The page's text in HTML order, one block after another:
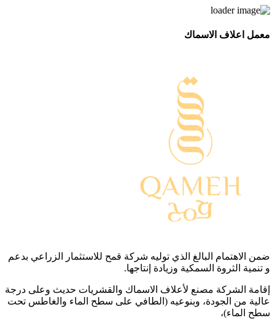
معمل اعلاف الاسماك
ضمن الاهتمام البالغ الذي توليه شركة قمح للاستثمار الزراعي بدعم
و تنمية الثروة السمكية وزيادة إنتاجها.
إقامة الشركة مصنع لأعلاف الاسماك والقشريات حديث وعلى درجة
عالية من الجودة، وبنوعيه (الطافي على سطح الماء والغاطس تحت
سطح الماء)،